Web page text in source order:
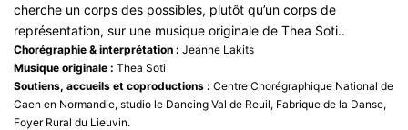
cherche un corps des possibles, plutôt qu’un corps de
représentation, sur une musique originale de Thea Soti..
Chorégraphie & interprétation : Jeanne Lakits
Musique originale : Thea Soti
Soutiens, accueils et coproductions : Centre Chorégraphique National de
Caen en Normandie, studio le Dancing Val de Reuil, Fabrique de la Danse,
Foyer Rural du Lieuvin.